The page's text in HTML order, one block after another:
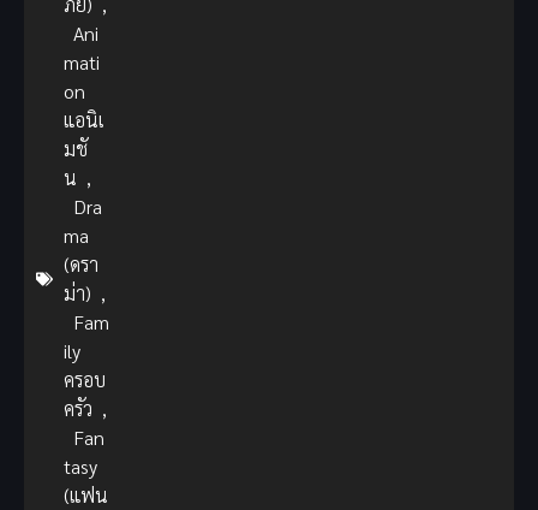
Ani
mati
on
แอนิเ
มชั
น ,
Dra
ma
(ดรา
ม่า) ,
Fam
ily
ครอบ
ครัว ,
Fan
tasy
(แฟน